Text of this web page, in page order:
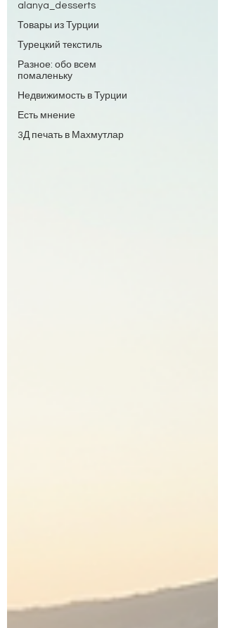
alanya_desserts
Товары из Турции
Турецкий текстиль
Разное: обо всем
помаленьку
Недвижимость в Турции
Есть мнение
3Д печать в Махмутлар